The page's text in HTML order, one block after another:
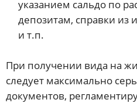
указанием сальдо по
депозитам, справки из
и т.п.
При получении вида на
следует максимально
документов,